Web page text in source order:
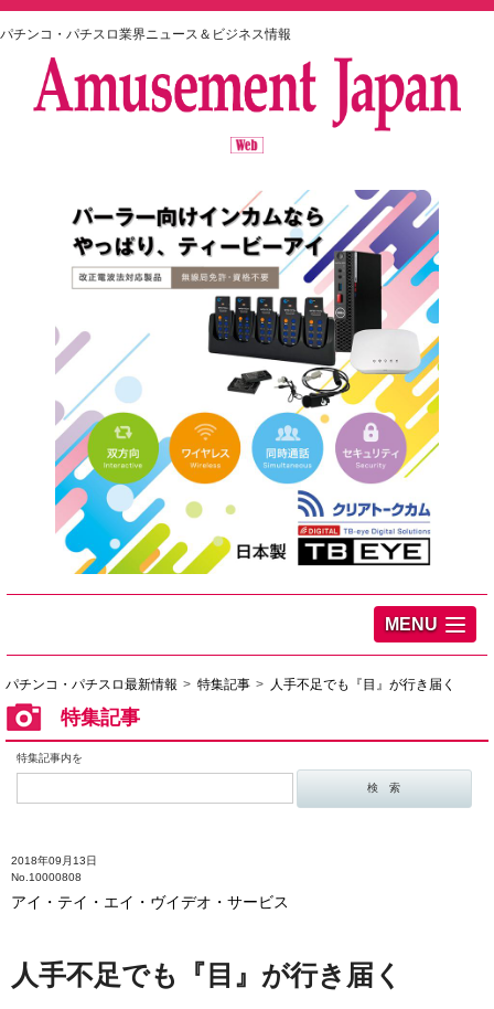
パチンコ・パチスロ業界ニュース＆ビジネス情報
MENU
パチンコ・パチスロ最新情報 特集記事 人手不足でも『目』が行き届く
特集記事
特集記事内を
2018年09月13日
No.10000808
アイ・テイ・エイ・ヴイデオ・サービス
人手不足でも『目』が行き届く